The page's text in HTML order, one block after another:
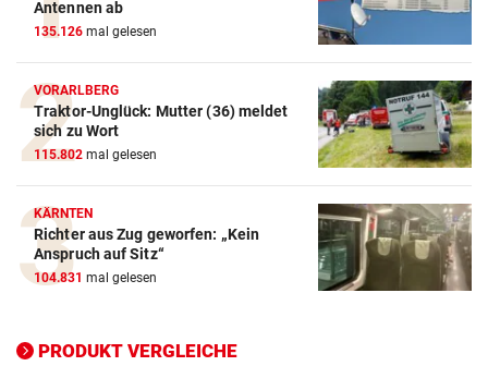
Antennen ab
135.126 mal gelesen
VORARLBERG
Traktor-Unglück: Mutter (36) meldet
sich zu Wort
115.802 mal gelesen
KÄRNTEN
Richter aus Zug geworfen: „Kein
Anspruch auf Sitz“
104.831 mal gelesen
PRODUKT VERGLEICHE
Action-Cam Vergleich
Crosstrainer Vergleich